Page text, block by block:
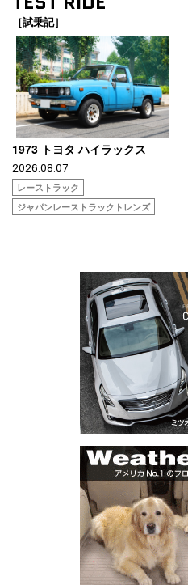
［試乗記］
1973 トヨタ ハイラックス
2026.08.07
レーストラック
ジャパンレーストラックトレンズ